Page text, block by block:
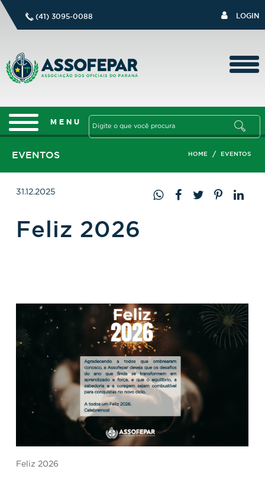
(41) 3095-0088 LOGIN
EVENTOS HOME / EVENTOS
31.12.2025
Feliz 2026
Feliz 2026